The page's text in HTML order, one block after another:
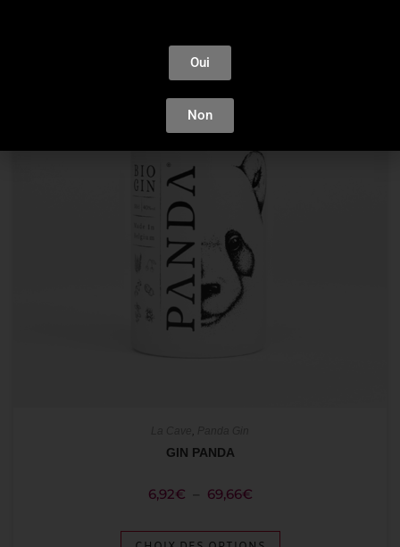
,
GIN PANDA
6,92€ 69,66€
Oui
Non